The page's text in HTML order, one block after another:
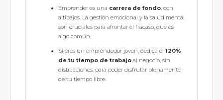
Emprender es una carrera de fondo, con
altibajos. La gestión emocional y la salud mental
son cruciales para afrontar el fracaso, que es
algo común.
Si eres un emprendedor joven, dedica el 120%
de tu tiempo de trabajo al negocio, sin
distracciones, para poder disfrutar plenamente
de tu tiempo libre.